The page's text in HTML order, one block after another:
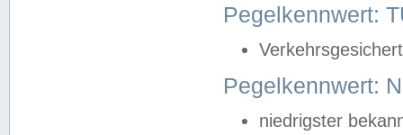
Pegelkennwert:
Pegelkennwert:
niedrigster